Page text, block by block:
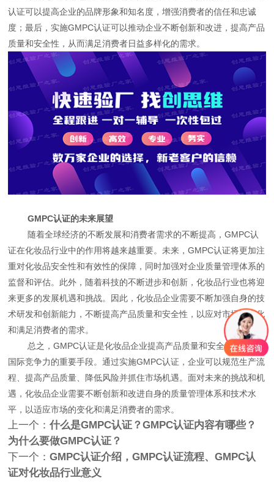
认证可以提高企业的品牌形象和知名度，增强消费者的信任和忠诚
度；最后，实施GMPC认证可以推动企业不断创新和改进，提高产品
质量和安全性，从而满足消费者日益多样化的需求。
GMPC认证的未来展望
随着全球经济的不断发展和消费者需求的不断提高，GMPC认
证在化妆品行业中的作用将越来越重要。未来，GMPC认证将更加注
重对化妆品安全性和有效性的保障，同时加强对企业质量管理体系的
监督和评估。此外，随着科技的不断进步和创新，化妆品行业也将迎
来更多的发展机遇和挑战。因此，化妆品企业需要不断加强自身的技
术研发和创新能力，不断提高产品质量和安全性，以应对市场的变化
和满足消费者的需求。
总之，GMPC认证是化妆品企业提高产品质量和安全性、增强
国际竞争力的重要手段。通过实施GMPC认证，企业可以规范生产流
程、提高产品质量、降低风险并抓住市场机遇。面对未来的挑战和机
遇，化妆品企业需要不断创新和改进自身的质量管理体系和技术水
平，以适应市场的变化和满足消费者的需求。
上一个：什么是GMPC认证？GMPC认证内容有哪些？
为什么要做GMPC认证？
下一个：GMPC认证介绍，GMPC认证流程、GMPC认
证对化妆品行业意义